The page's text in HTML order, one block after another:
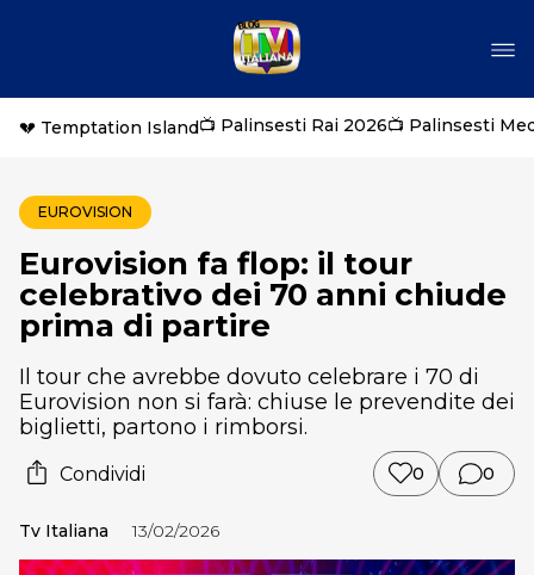
💔 Temptation Island📺 Palinsesti Rai 2026📺 Palinsesti
EUROVISION
Eurovision fa flop: il tour
celebrativo dei 70 anni chiude
prima di partire
Il tour che avrebbe dovuto celebrare i 70 di
Eurovision non si farà: chiuse le prevendite dei
biglietti, partono i rimborsi.
Condividi 0 0
Tv Italiana 13/02/2026